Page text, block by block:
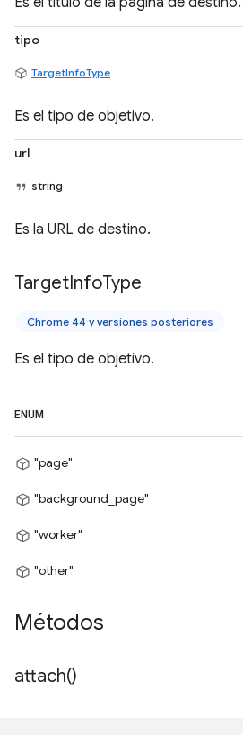
tipo
TargetInfoType
Es el tipo de objetivo.
url
string
Es la URL de destino.
TargetInfoType
Chrome 44 y versiones posteriores
Es el tipo de objetivo.
ENUM
"page"
"background_page"
"worker"
"other"
Métodos
attach()